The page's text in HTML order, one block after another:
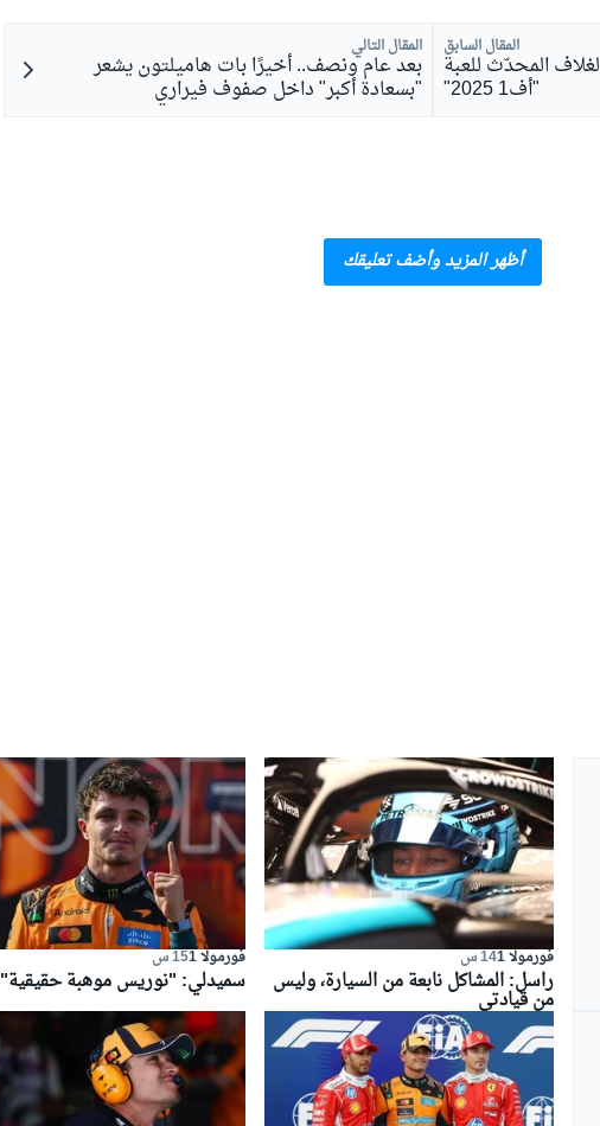
المقال السابق
المحدّث للعبة
"أف1 2025"
المقال التالي
بعد عام ونصف.. أخيرًا بات هاميلتون يشعر
"بسعادة أكبر" داخل صفوف فيراري
أظهر المزيد وأضف تعليقك
فورمولا 1 14 س
راسل: المشاكل نابعة من السيارة، وليس
من قيادتي
فورمولا 1 15 س
سميدلي: "نوريس موهبة حقيقية"